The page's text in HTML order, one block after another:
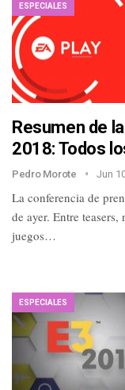
ESPECIALES
Resumen de
2018: Todos
Pedro Morote Jun
La conferencia de
de ayer. Entre
juegos…
ESPECIALES